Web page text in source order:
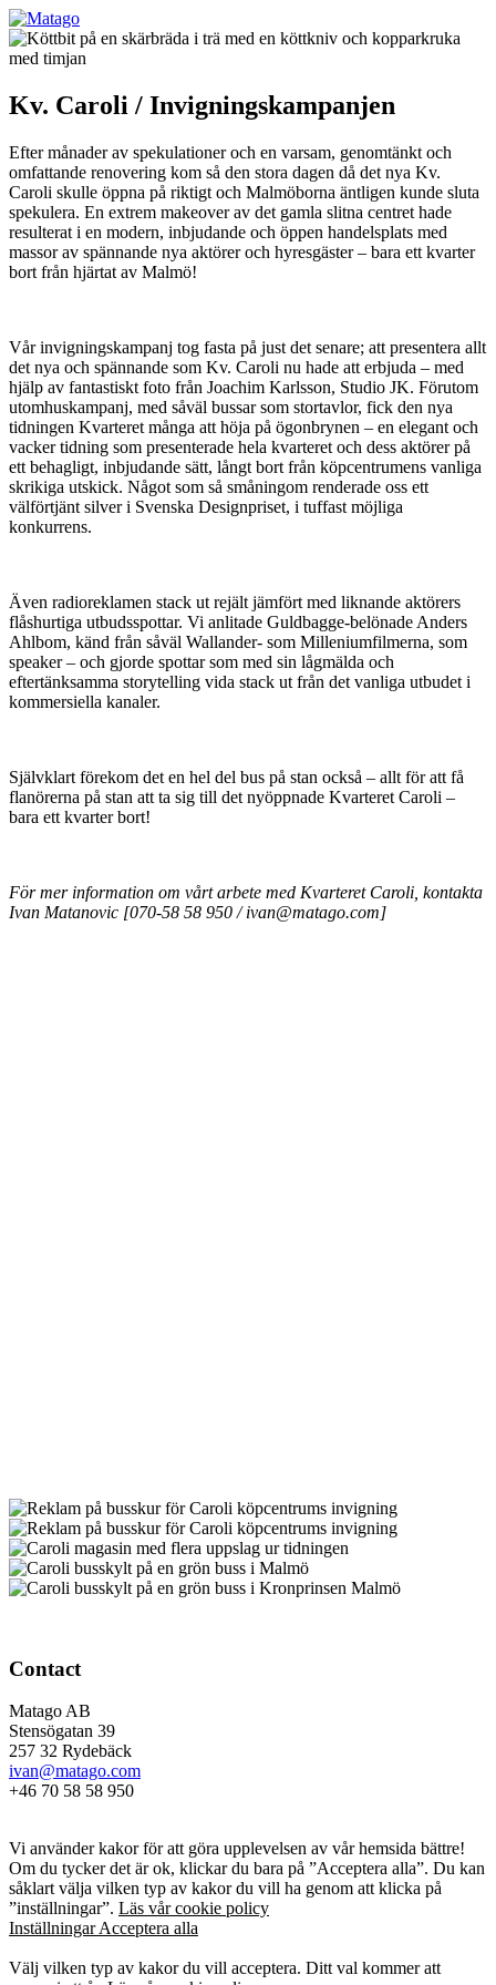
Kv. Caroli / Invigningskampanjen
Efter månader av spekulationer och en varsam, genomtänkt och
omfattande renovering kom så den stora dagen då det nya Kv.
Caroli skulle öppna på riktigt och Malmöborna äntligen kunde sluta
spekulera. En extrem makeover av det gamla slitna centret hade
resulterat i en modern, inbjudande och öppen handelsplats med
massor av spännande nya aktörer och hyresgäster – bara ett kvarter
bort från hjärtat av Malmö!
Vår invigningskampanj tog fasta på just det senare; att presentera allt
det nya och spännande som Kv. Caroli nu hade att erbjuda – med
hjälp av fantastiskt foto från Joachim Karlsson, Studio JK. Förutom
utomhuskampanj, med såväl bussar som stortavlor, fick den nya
tidningen Kvarteret många att höja på ögonbrynen – en elegant och
vacker tidning som presenterade hela kvarteret och dess aktörer på
ett behagligt, inbjudande sätt, långt bort från köpcentrumens vanliga
skrikiga utskick. Något som så småningom renderade oss ett
välförtjänt silver i Svenska Designpriset, i tuffast möjliga
konkurrens.
Även radioreklamen stack ut rejält jämfört med liknande aktörers
flåshurtiga utbudsspottar. Vi anlitade Guldbagge-belönade Anders
Ahlbom, känd från såväl Wallander- som Milleniumfilmerna, som
speaker – och gjorde spottar som med sin lågmälda och
eftertänksamma storytelling vida stack ut från det vanliga utbudet i
kommersiella kanaler.
Självklart förekom det en hel del bus på stan också – allt för att få
flanörerna på stan att ta sig till det nyöppnade Kvarteret Caroli –
bara ett kvarter bort!
För mer information om vårt arbete med Kvarteret Caroli, kontakta
Ivan Matanovic [070-58 58 950 / ivan@matago.com]
Contact
Matago AB
Stensögatan 39
257 32 Rydebäck
ivan@matago.com
+46 70 58 58 950
Vi använder kakor för att göra upplevelsen av vår hemsida bättre!
Om du tycker det är ok, klickar du bara på ”Acceptera alla”. Du kan
såklart välja vilken typ av kakor du vill ha genom att klicka på
”inställningar”. Läs vår cookie policy
InställningarAcceptera alla
Välj vilken typ av kakor du vill acceptera. Ditt val kommer att